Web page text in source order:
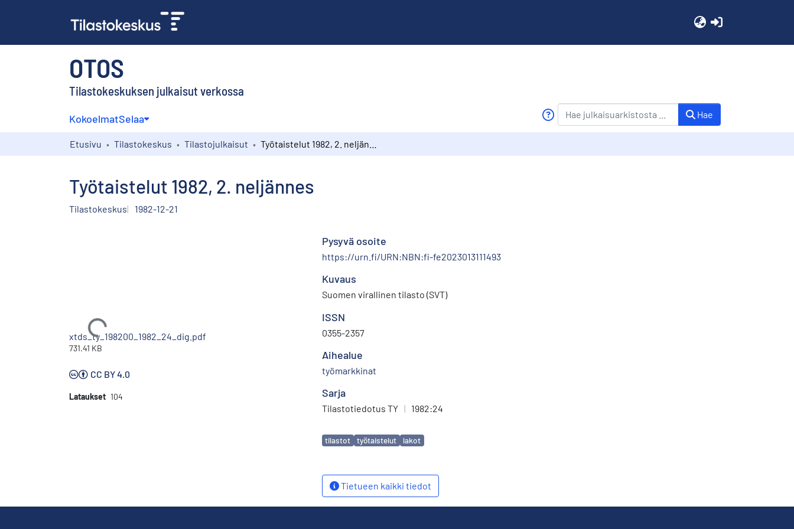
OTOS
Tilastokeskuksen julkaisut verkossa
KokoelmatSelaa Hae
Etusivu Tilastokeskus Tilastojulkaisut
Työtaistelut 1982, 2. neljännes
Tilastokeskus 1982-12-21
Ladataan...
xtds_ty_198200_1982_24_dig.pdf
731.41 KB
CC BY 4.0
Lataukset 104
Pysyvä osoite
https://urn.fi/URN:NBN:fi-fe2023013111493
Kuvaus
Suomen virallinen tilasto (SVT)
ISSN
0355-2357
Aihealue
työmarkkinat
Sarja
Tilastotiedotus TY | 1982:24
Avainsanat
tilastot työtaistelut lakot
Tietueen kaikki tiedot